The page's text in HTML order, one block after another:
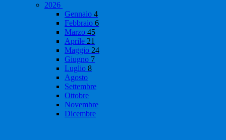
2026
Gennaio 4
Febbraio 6
Marzo 45
Aprile 21
Maggio 24
Giugno 7
Luglio 8
Agosto
Settembre
Ottobre
Novembre
Dicembre